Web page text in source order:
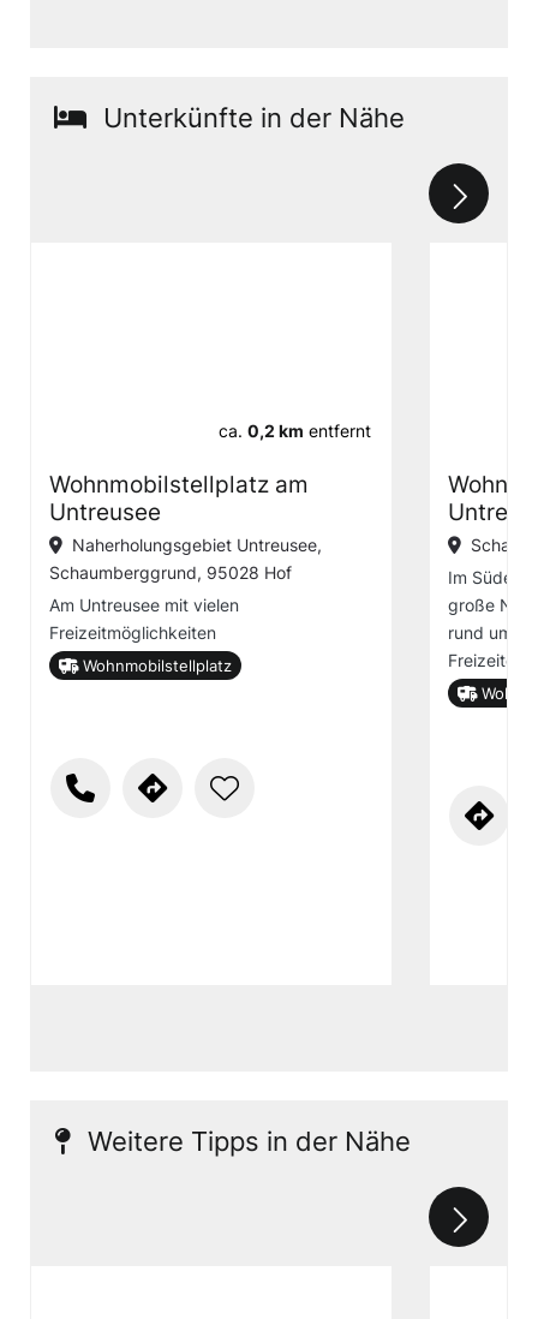
Unterkünfte in der Nähe
ca. 0,2 km entfernt
Wohnmobilstellplatz am
Untreusee
Naherholungsgebiet Untreusee,
Schaumberggrund, 95028 Hof
Am Untreusee mit vielen
Freizeitmöglichkeiten
Wohnmobilstellplatz
Im Süden
große
rund ums
Weitere Tipps in der Nähe